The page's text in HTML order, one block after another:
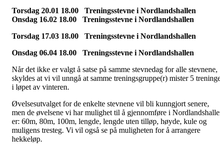
Torsdag 20.01 18.00 Treningsstevne i Nordlandshallen
Onsdag 16.02 18.00 Treningsstevne i Nordlandshallen
Torsdag 17.03 18.00 Treningsstevne i Nordlandshallen
Onsdag 06.04 18.00 Treningsstevne i Nordlandshallen
Når det ikke er valgt å satse på samme stevnedag for alle stevnene,
skyldes at vi vil unngå at samme treningsgruppe(r) mister 5
i løpet av vinteren.
Øvelsesutvalget for de enkelte stevnene vil bli kunngjort senere,
men de øvelsene vi har mulighet til å gjennomføre i
er: 60m, 80m, 100m, lengde, lengde uten tilløp, høyde, kule og
muligens tresteg. Vi vil også se på muligheten for å arrangere
hekkeløp.